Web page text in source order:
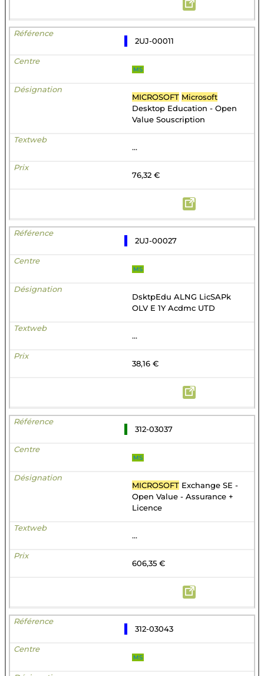
2UJ-00011
MS
MICROSOFT Microsoft
Desktop Education - Open
Value Souscription
...
76,32 €
2UJ-00027
MS
DsktpEdu ALNG LicSAPk
OLV E 1Y Acdmc UTD
...
38,16 €
312-03037
MS
MICROSOFT Exchange SE -
Open Value - Assurance +
Licence
...
606,35 €
312-03043
MS